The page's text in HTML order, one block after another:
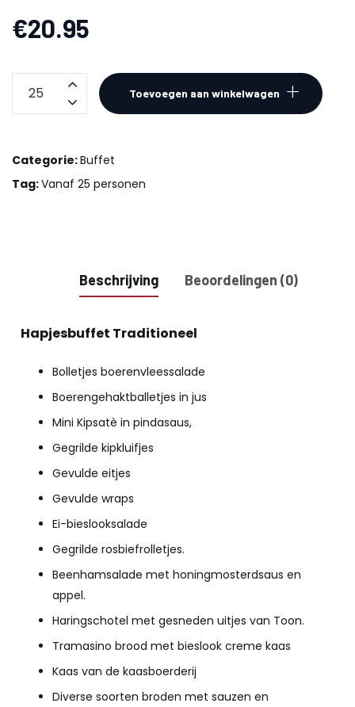
€20.95
Toevoegen aan winkelwagen
Categorie:Buffet
Tag:Vanaf 25 personen
Beschrijving Beoordelingen (0)
Hapjesbuffet Traditioneel
Bolletjes boerenvleessalade
Boerengehaktballetjes in jus
Mini Kipsatè in pindasaus,
Gegrilde kipkluifjes
Gevulde eitjes
Gevulde wraps
Ei-bieslooksalade
Gegrilde rosbiefrolletjes.
Beenhamsalade met honingmosterdsaus en
appel.
Haringschotel met gesneden uitjes van Toon.
Tramasino brood met bieslook creme kaas
Kaas van de kaasboerderij
Diverse soorten broden met sauzen en